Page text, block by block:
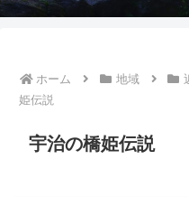
ホーム 地域
姫伝説
宇治の橋姫伝説